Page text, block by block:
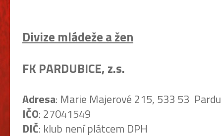
Divize mládeže a žen
FK PARDUBICE, z.s.
Adresa: Marie Majerové 215, 533 53
IČO: 27041549
DIČ: klub není plátcem DPH